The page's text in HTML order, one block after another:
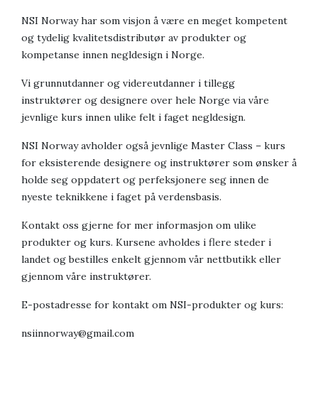
NSI Norway har som visjon å være en meget kompetent
og tydelig kvalitetsdistributør av produkter og
kompetanse innen negldesign i Norge.
Vi grunnutdanner og videreutdanner i tillegg
instruktører og designere over hele Norge via våre
jevnlige kurs innen ulike felt i faget negldesign.
NSI Norway avholder også jevnlige Master Class – kurs
for eksisterende designere og instruktører som ønsker å
holde seg oppdatert og perfeksjonere seg innen de
nyeste teknikkene i faget på verdensbasis.
Kontakt oss gjerne for mer informasjon om ulike
produkter og kurs. Kursene avholdes i flere steder i
landet og bestilles enkelt gjennom vår nettbutikk eller
gjennom våre instruktører.
E-postadresse for kontakt om NSI-produkter og kurs:
nsiinnorway@gmail.com